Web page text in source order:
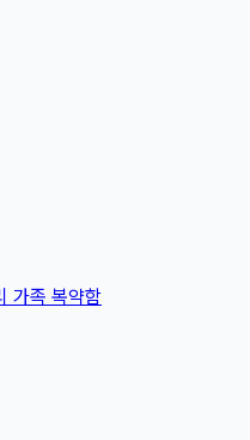
가족 복약함